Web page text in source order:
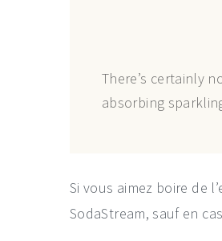
There’s certainly
absorbing
Si vous aimez boire de
SodaStream, sauf en